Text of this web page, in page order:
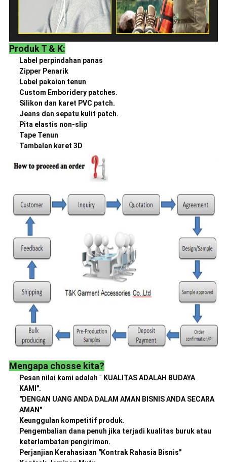
Produk T & K:
Label perpindahan panas
Zipper Penarik
Label pakaian tenun
Custom Emboridery patches.
Silikon dan karet PVC patch.
Jeans dan sepatu kulit patch.
Pita elastis non-slip
Tape Tenun
Tambalan karet 3D
Mengapa chosse kita?
Pesan nilai kami adalah " KUALITAS ADALAH BUDAYA
KAMI".
"DENGAN UANG ANDA DALAM AMAN BISNIS ANDA SECARA
AMAN"
Keunggulan kompetitif produk.
Pengembalian dana penuh jika terjadi kualitas buruk atau
keterlambatan pengiriman.
Perjanjian Kerahasiaan "Kontrak Rahasia Bisnis"